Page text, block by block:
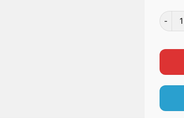
Bộ thí